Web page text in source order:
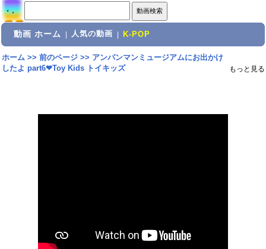
動画 ホーム 人気の動画 K-POP
ホーム>> 前のページ>> アンパンマンミュージアムにお出かけ
したよ part6❤Toy Kids トイキッズ
もっと見る